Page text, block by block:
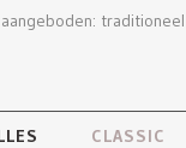
CLASSIC